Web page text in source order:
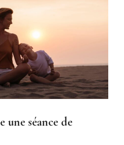
une séance de